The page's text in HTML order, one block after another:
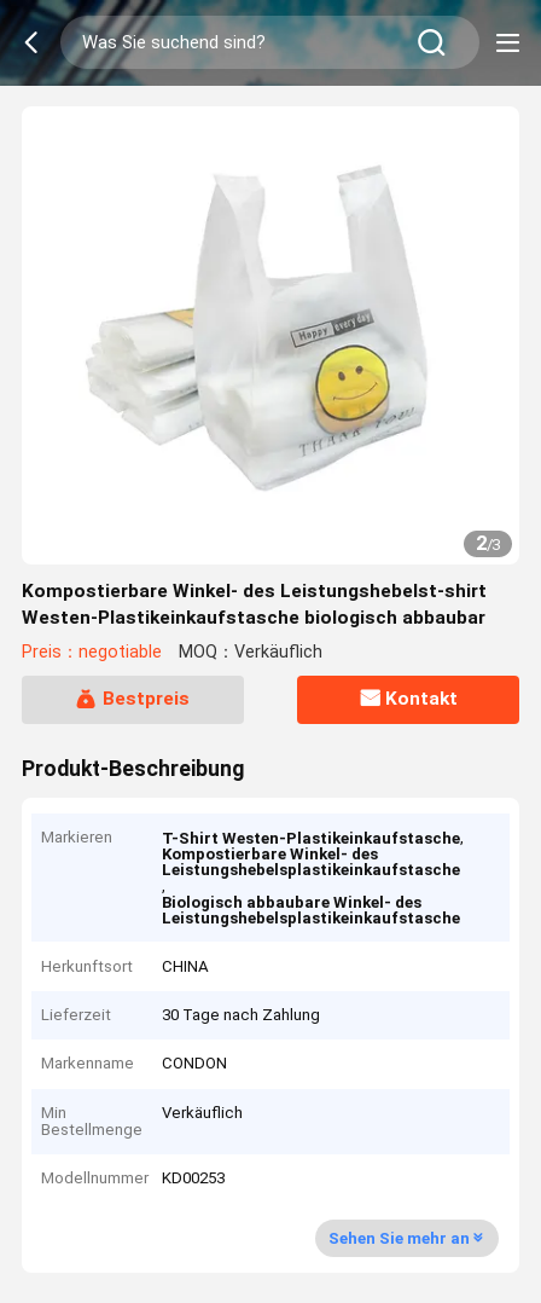
2/3
Kompostierbare Winkel- des Leistungshebelst-shirt
Westen-Plastikeinkaufstasche biologisch abbaubar
Preis：negotiable MOQ：Verkäuflich
Bestpreis Kontakt
Produkt-Beschreibung
Markieren T-Shirt Westen-Plastikeinkaufstasche,
Kompostierbare Winkel- des
Leistungshebelsplastikeinkaufstasche
,
Biologisch abbaubare Winkel- des
Leistungshebelsplastikeinkaufstasche
Herkunftsort CHINA
Lieferzeit 30 Tage nach Zahlung
Markenname CONDON
Min
Bestellmenge
Verkäuflich
Modellnummer KD00253
Sehen Sie mehr an